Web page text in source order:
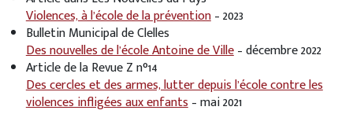
Violences, à l’école de la prévention– 2023
Bulletin Municipal de Clelles
Des nouvelles de l’école Antoine de Ville– décembre 2022
Article de la Revue Z n°14
Des cercles et des armes, lutter depuis l’école contre les
violences infligées aux enfants– mai 2021